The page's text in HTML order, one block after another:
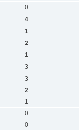
0
4
1
2
1
3
3
2
1
0
0